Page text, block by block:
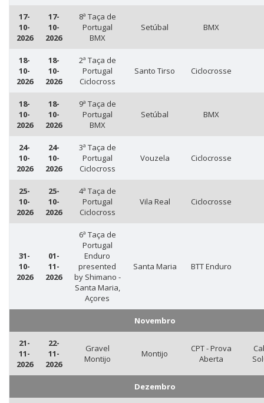
17-
10-
2026
17-
10-
2026
8ª Taça de
Portugal
BMX
Setúbal BMX
18-
10-
2026
18-
10-
2026
2ª Taça de
Portugal
Ciclocross
Santo Tirso Ciclocrosse
18-
10-
2026
18-
10-
2026
9ª Taça de
Portugal
BMX
Setúbal BMX
24-
10-
2026
24-
10-
2026
3ª Taça de
Portugal
Ciclocross
Vouzela Ciclocrosse
25-
10-
2026
25-
10-
2026
4ª Taça de
Portugal
Ciclocross
Vila Real Ciclocrosse
31-
10-
2026
01-
11-
2026
6ª Taça de
Portugal
Enduro
presented
by Shimano -
Santa Maria,
Açores
Santa Maria BTT Enduro
Novembro
21-
11-
2026
22-
11-
2026
Gravel
Montijo
Montijo
CPT - Prova
Aberta
Dezembro